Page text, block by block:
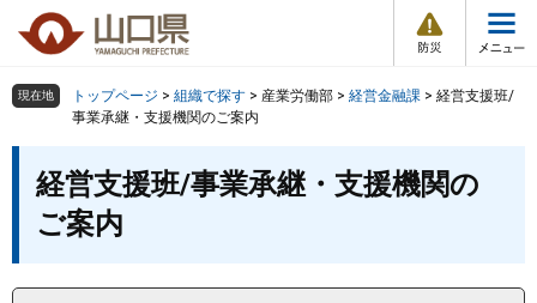
の
頭
ー
飛
情
報
メ
ュ
組織で探す
検索の仕方 組織で探す サイトマップで探す
現在地 トップページ > 組織で探す > 産業労働部 > 経営金融課 > 経営支援班/
事業承継・支援機関のご案内
経営支援班/事業承継・支援機関の
ご案内